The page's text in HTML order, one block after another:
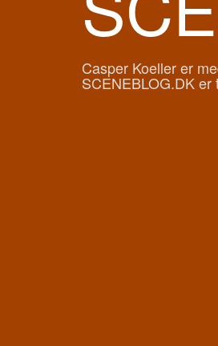
Casper Koeller er
SCENEBLOG.DK